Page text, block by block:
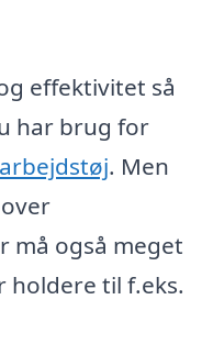
effektivitet så
har brug for
arbejdstøj. Men
må også meget
til f.eks.